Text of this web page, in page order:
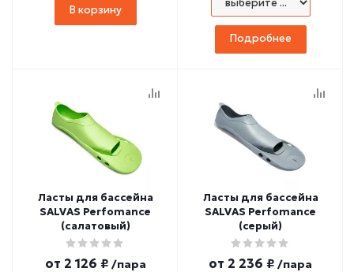
В корзину
Подробнее
Ласты для бассейна
SALVAS Perfomance
(салатовый)
от 2 126 ₽ /пара
Ласты для бассейна
SALVAS Perfomance
(серый)
от 2 236 ₽ /пара